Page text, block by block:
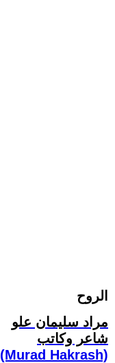
الروح
مراد سليمان علو
شاعر وكاتب
(Murad Hakrash)